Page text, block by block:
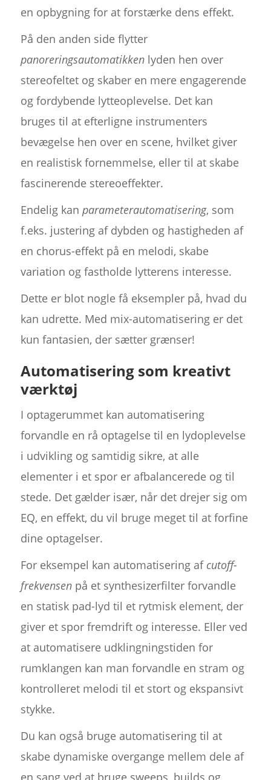
en opbygning for at forstærke dens effekt.
På den anden side flytter
panoreringsautomatikkenlyden hen over
stereofeltet og skaber en mere engagerende
og fordybende lytteoplevelse. Det kan
bruges til at efterligne instrumenters
bevægelse hen over en scene, hvilket giver
en realistisk fornemmelse, eller til at skabe
fascinerende stereoeffekter.
Endelig kan parameterautomatisering, som
f.eks. justering af dybden og hastigheden af
en chorus-effekt på en melodi, skabe
variation og fastholde lytterens interesse.
Dette er blot nogle få eksempler på, hvad du
kan udrette. Med mix-automatisering er det
kun fantasien, der sætter grænser!
Automatisering som kreativt
værktøj
I optagerummet kan automatisering
forvandle en rå optagelse til en lydoplevelse
i udvikling og samtidig sikre, at alle
elementer i et spor er afbalancerede og til
stede. Det gælder især, når det drejer sig om
EQ, en effekt, du vil bruge meget til at forfine
dine optagelser.
For eksempel kan automatisering af cutoff-
frekvensenpå et synthesizerfilter forvandle
en statisk pad-lyd til et rytmisk element, der
giver et spor fremdrift og interesse. Eller ved
at automatisere udklingningstiden for
rumklangen kan man forvandle en stram og
kontrolleret melodi til et stort og ekspansivt
stykke.
Du kan også bruge automatisering til at
skabe dynamiske overgange mellem dele af
en sang ved at bruge sweeps, builds og